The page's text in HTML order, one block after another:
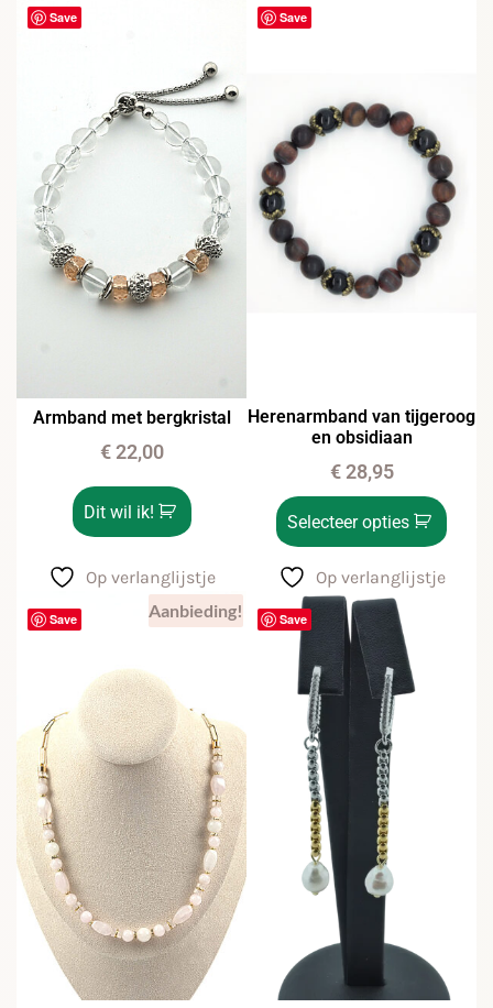
Save
Armband met bergkristal
€22,00
Dit wil ik!
Op verlanglijstje
Save
Herenarmband van tijgeroog
en obsidiaan
€28,95
Selecteer opties
Op verlanglijstje
Save Aanbieding! Save